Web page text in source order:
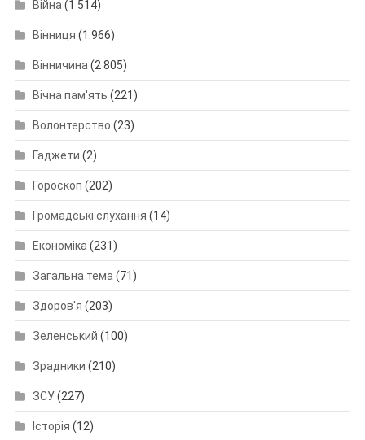
Війна (1 514)
Вінниця (1 966)
Вінничина (2 805)
Вічна пам'ять (221)
Волонтерство (23)
Гаджети (2)
Гороскоп (202)
Громадські слухання (14)
Економіка (231)
Загальна тема (71)
Здоров'я (203)
Зеленський (100)
Зрадники (210)
ЗСУ(227)
Історія (12)